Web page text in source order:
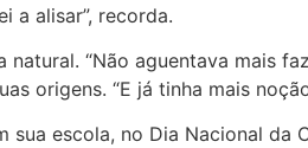
a alisar”, recorda.
“Não aguentava mais
origens. “E já tinha mais
escola, no Dia Nacional da